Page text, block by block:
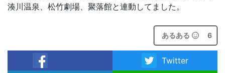
湊川温泉、松竹劇場、聚落館と連動してました。
あるある 6
Twitter